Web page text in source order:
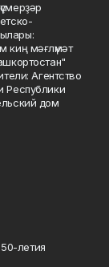
киң мәғлүмәт
Агентство
Республики
дом
летия